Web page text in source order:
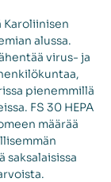
Karoliinisen
alussa.
virus- ja
pienemmillä
FS 30 HEPA
määrää
saksalaisissa